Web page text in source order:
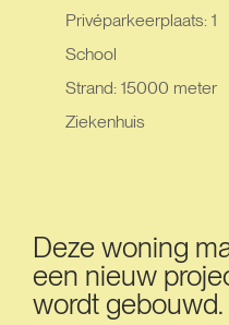
Privéparkeerplaats: 1
School
Strand: 15000 meter
Ziekenhuis
Deze woning
een nieuw
wordt gebouwd.